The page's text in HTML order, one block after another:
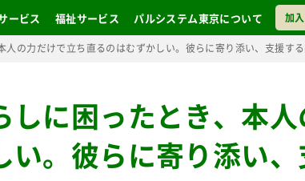
加入
ービス 福祉サービス パルシステム東京について
人の力だけで立ち直るのはむずかしい。彼らに寄り添い、支援す
しに困ったとき、本
。彼らに寄り添い